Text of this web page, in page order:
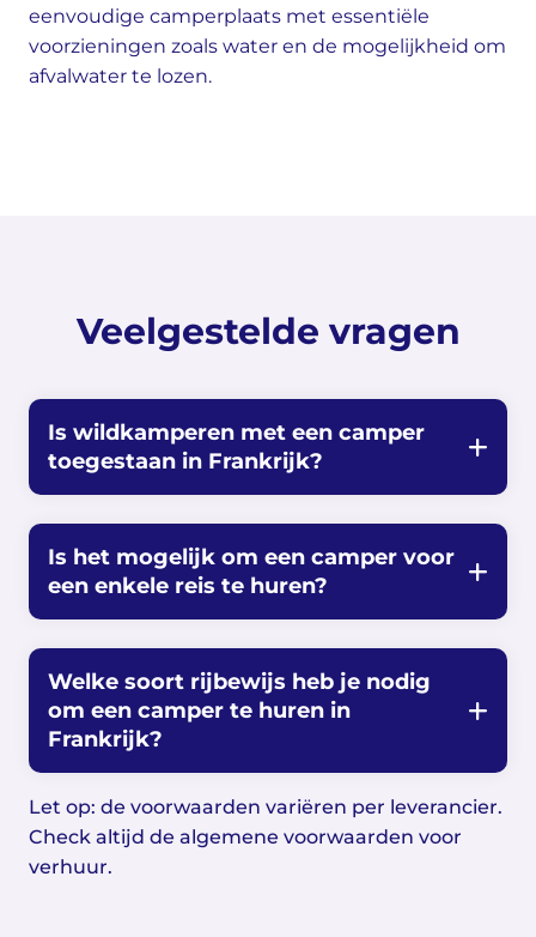
eenvoudige camperplaats met essentiële
voorzieningen zoals water en de mogelijkheid om
afvalwater te lozen.
Veelgestelde vragen
Is wildkamperen met een camper
toegestaan in Frankrijk?
Is het mogelijk om een camper voor
een enkele reis te huren?
Welke soort rijbewijs heb je nodig
om een camper te huren in
Frankrijk?
Let op: de voorwaarden variëren per leverancier.
Check altijd de algemene voorwaarden voor
verhuur.